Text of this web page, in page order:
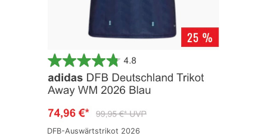
DFB-Auswärtstrikot 2026